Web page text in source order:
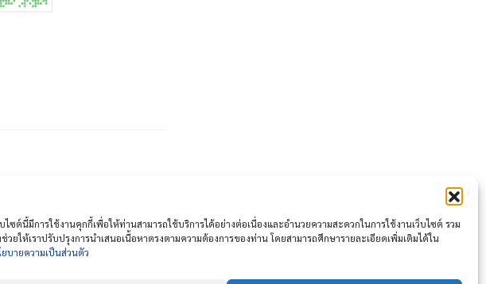
บไซต์นี้มีการใช้งานคุกกี้เพื่อให้ท่านสามารถใช้บริการได้อย่างต่อเนื่องและอำนวยความสะดวกในการใช้งานเว็บไซต์ รวม
วยให้เราปรับปรุงการนำเสนอเนื้อหาตรงตามความต้องการของท่าน โดยสามารถศึกษารายละเอียดเพิ่มเติมได้ใน
ยบายความเป็นส่วนตัว
TNN ก้าวสู่ปีที่ 18